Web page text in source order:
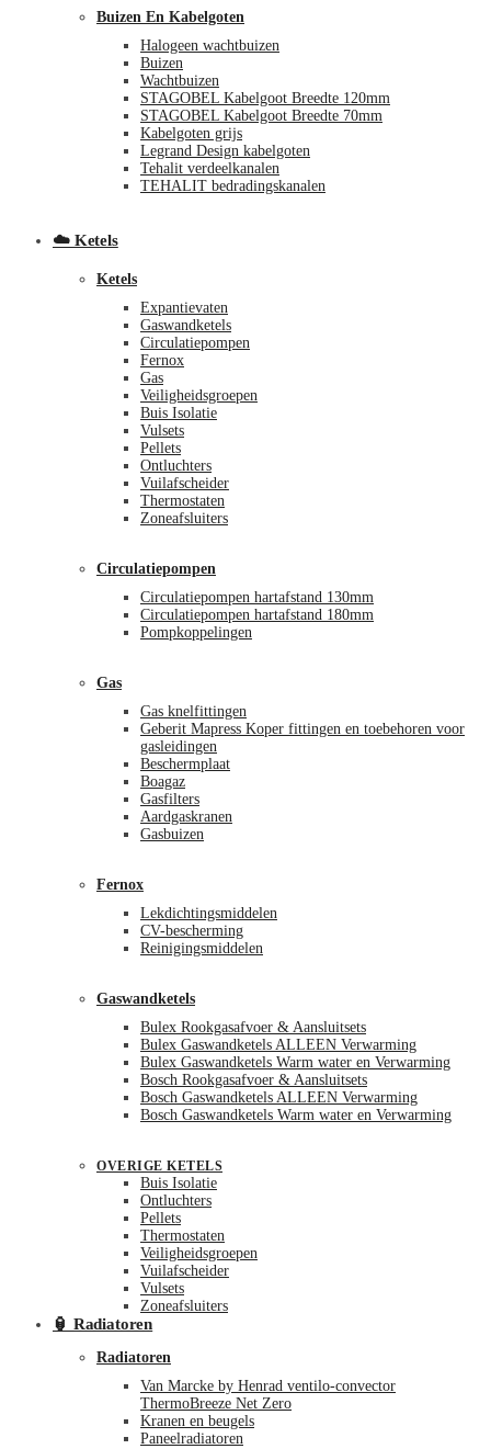
Buizen En Kabelgoten
Halogeen wachtbuizen
Buizen
Wachtbuizen
STAGOBEL Kabelgoot Breedte 120mm
STAGOBEL Kabelgoot Breedte 70mm
Kabelgoten grijs
Legrand Design kabelgoten
Tehalit verdeelkanalen
TEHALIT bedradingskanalen
☁️ Ketels
Ketels
Expantievaten
Gaswandketels
Circulatiepompen
Fernox
Gas
Veiligheidsgroepen
Buis Isolatie
Vulsets
Pellets
Ontluchters
Vuilafscheider
Thermostaten
Zoneafsluiters
Circulatiepompen
Circulatiepompen hartafstand 130mm
Circulatiepompen hartafstand 180mm
Pompkoppelingen
Gas
Gas knelfittingen
Geberit Mapress Koper fittingen en toebehoren voor
gasleidingen
Beschermplaat
Boagaz
Gasfilters
Aardgaskranen
Gasbuizen
Fernox
Lekdichtingsmiddelen
CV-bescherming
Reinigingsmiddelen
Gaswandketels
Bulex Rookgasafvoer & Aansluitsets
Bulex Gaswandketels ALLEEN Verwarming
Bulex Gaswandketels Warm water en Verwarming
Bosch Rookgasafvoer & Aansluitsets
Bosch Gaswandketels ALLEEN Verwarming
Bosch Gaswandketels Warm water en Verwarming
OVERIGE KETELS
Buis Isolatie
Ontluchters
Pellets
Thermostaten
Veiligheidsgroepen
Vuilafscheider
Vulsets
Zoneafsluiters
🏮 Radiatoren
Radiatoren
Van Marcke by Henrad ventilo-convector
ThermoBreeze Net Zero
Kranen en beugels
Paneelradiatoren